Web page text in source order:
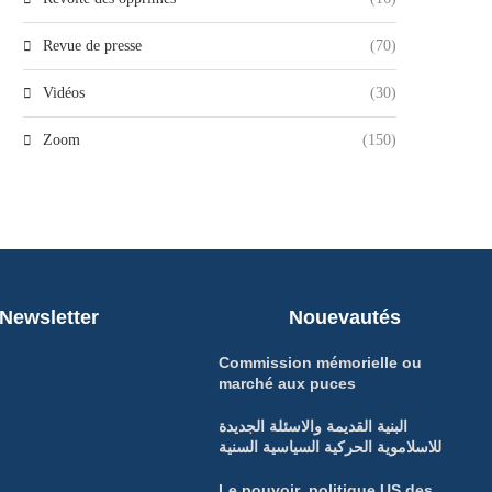
Revue de presse (70)
Vidéos (30)
Zoom (150)
Newsletter Nouevautés
Commission mémorielle ou
marché aux puces
البنية القديمة والاسئلة الجديدة
للاسلاموية الحركية السياسية السنية